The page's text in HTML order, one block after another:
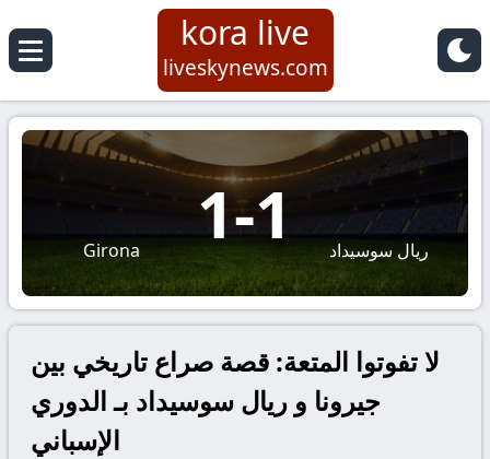
kora live
liveskynews.com
Girona 1-1 ريال سوسيداد
لا تفوتوا المتعة: قصة صراع تاريخي بين
جيرونا و ريال سوسيداد بـ الدوري
الإسباني